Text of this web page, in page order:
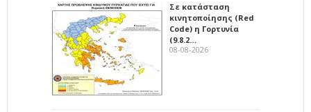
Σε κατάσταση
κινητοποίησης (Red
Code) η Γορτυνία
(9.8.2…
08-08-2026